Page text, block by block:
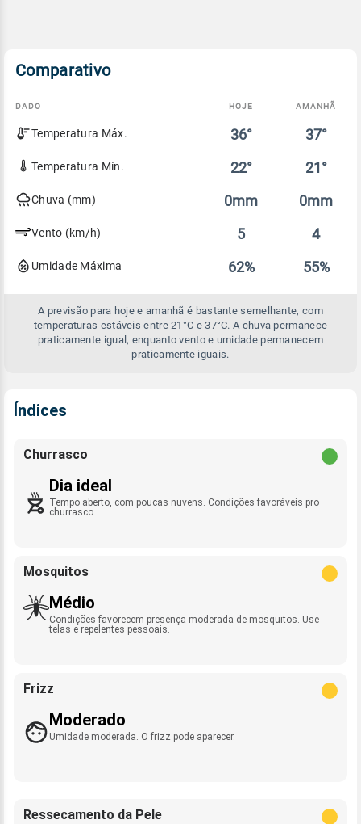
Comparativo
Comparativo
entre
previsão
hoje
DADO HOJE AMANHÃ
Temperatura Máx. 36° 37°
Temperatura Mín. 22° 21°
Chuva (mm) 0mm 0mm
Vento (km/h) 5 4
Umidade Máxima 62% 55%
A previsão para hoje e amanhã é bastante semelhante, com
temperaturas estáveis entre 21°C e 37°C. A chuva permanece
praticamente igual, enquanto vento e umidade permanecem
praticamente iguais.
Índices
Churrasco
Dia ideal
Tempo aberto, com poucas nuvens. Condições favoráveis pro
churrasco.
Mosquitos
Médio
Condições favorecem presença moderada de mosquitos. Use
telas e repelentes pessoais.
Frizz
Moderado
Umidade moderada. O frizz pode aparecer.
Ressecamento da Pele